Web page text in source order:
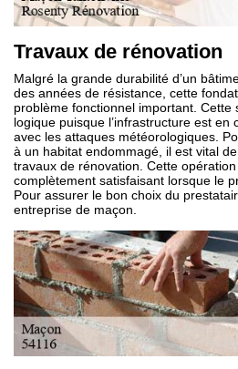
Travaux de rénovation
Malgré la grande durabilité d’un
des années de résistance, cette
problème fonctionnel important. Cette
logique puisque l’infrastructure est en
avec les attaques météorologiques.
à un habitat endommagé, il est vital
travaux de rénovation. Cette
complètement satisfaisant lorsque le
Pour assurer le bon choix du
entreprise de maçon.